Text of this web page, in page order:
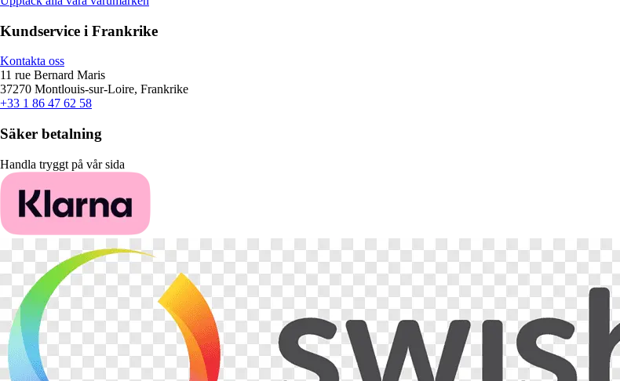
Kundservice i Frankrike
Kontakta oss
11 rue Bernard Maris
37270 Montlouis-sur-Loire, Frankrike
+33 1 86 47 62 58
Säker betalning
Handla tryggt på vår sida